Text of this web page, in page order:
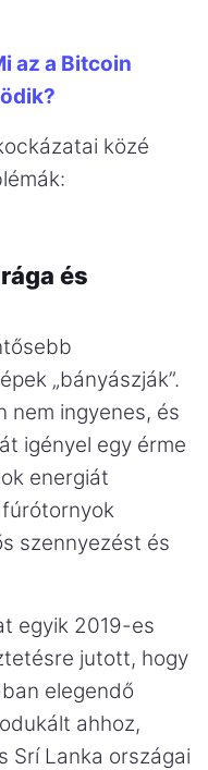
az a Bitcoin
közé
és
„bányászják”.
nem ingyenes, és
igényel egy érme
energiát
szennyezést és
egyik 2019-es
jutott, hogy
elegendő
ahhoz,
Srí Lanka országai